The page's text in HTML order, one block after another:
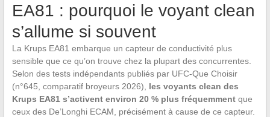
EA81 : pourquoi le voyant clean
s’allume si souvent
La Krups EA81 embarque un capteur de conductivité plus
sensible que ce qu’on trouve chez la plupart des concurrentes.
Selon des tests indépendants publiés par UFC-Que Choisir
(n°645, comparatif broyeurs 2026), les voyants clean des
Krups EA81 s’activent environ 20 % plus fréquemmentque
ceux des De’Longhi ECAM, précisément à cause de ce capteur.